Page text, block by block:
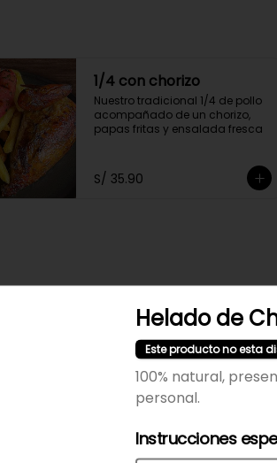
1/4 con chorizo
Nuestro tradicional 1/4 de pollo
acompañado de un chorizo,
papas fritas y ensalada fresca
S/ 35.90
Promo 1/4 de Pollo +
Helado de
Este producto no esta
100% natural,
personal.
Instrucciones